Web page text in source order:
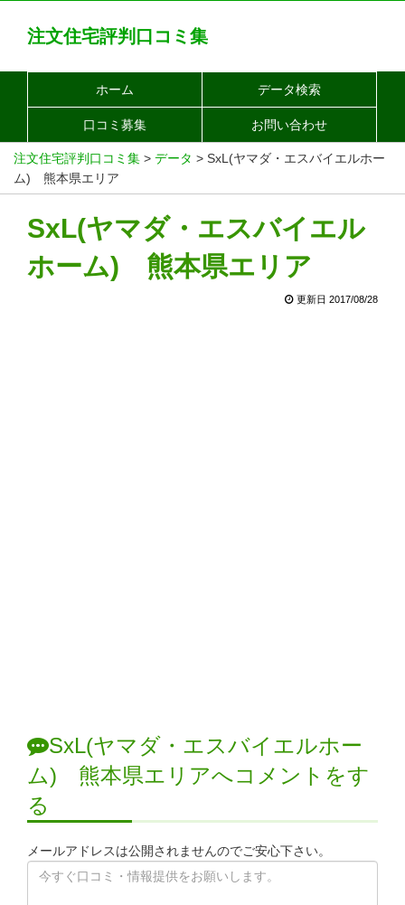
注文住宅評判口コミ集
ホーム データ検索
口コミ募集 お問い合わせ
注文住宅評判口コミ集 > データ > SxL(ヤマダ・エスバイエルホー
ム) 熊本県エリア
SxL(ヤマダ・エスバイエル
ホーム) 熊本県エリア
更新日 2017/08/28
SxL(ヤマダ・エスバイエルホー
ム) 熊本県エリアへコメントをす
る
メールアドレスは公開されませんのでご安心下さい。